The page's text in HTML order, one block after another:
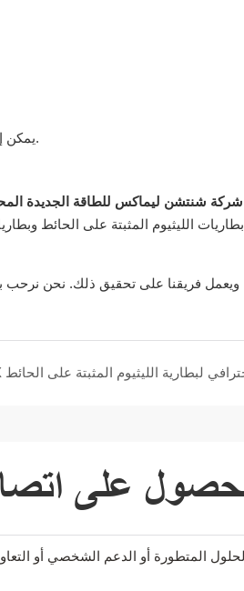
يمكن إضافة القدرة على التكيف مع درجات الحرارة القوية وعدم الخوف من النظام بالتوازي.
شركة شنتشن ليماكس للطاقة الجديدة
على